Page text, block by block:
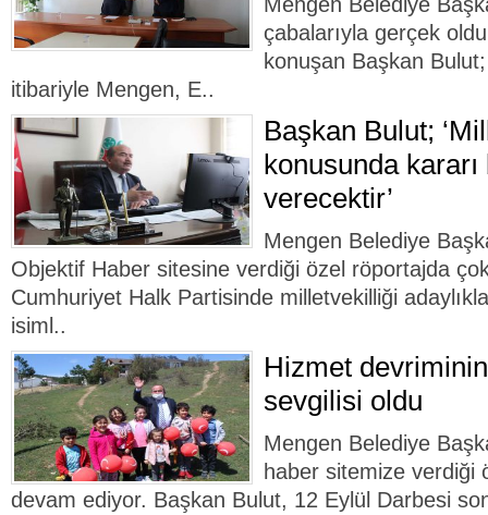
çabalarıyla gerçek
konuşan Başkan
itibariyle Mengen, E..
Başkan Bulut;
konusunda
verecektir’
Mengen Belediye
Objektif Haber sitesine verdiği özel röportajda
Cumhuriyet Halk Partisinde milletvekilliği
isiml..
Hizmet
sevgilisi oldu
Mengen Belediye
haber sitemize verdiği
devam ediyor. Başkan Bulut, 12 Eylül Darbesi